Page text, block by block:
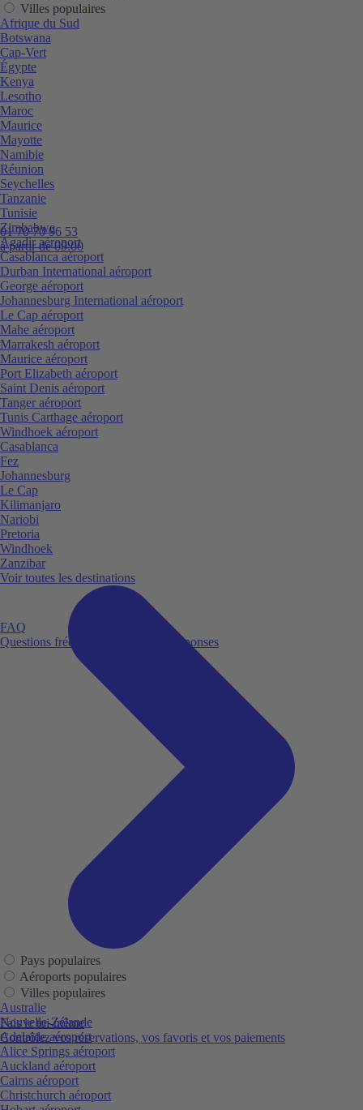
01 70 70 96 53
à partir de 09:00
FAQ
Questions fréquemment posées et réponses
Fais le toi-même
Contrôlez vos réservations, vos favoris et vos paiements
Villes populaires
Afrique du Sud
Botswana
Cap-Vert
Égypte
Kenya
Lesotho
Maroc
Maurice
Mayotte
Namibie
Réunion
Seychelles
Tanzanie
Tunisie
Zimbabwe
Agadir aéroport
Casablanca aéroport
Durban International aéroport
George aéroport
Johannesburg International aéroport
Le Cap aéroport
Mahe aéroport
Marrakesh aéroport
Maurice aéroport
Port Elizabeth aéroport
Saint Denis aéroport
Tanger aéroport
Tunis Carthage aéroport
Windhoek aéroport
Casablanca
Fez
Johannesburg
Le Cap
Kilimanjaro
Nariobi
Pretoria
Windhoek
Zanzibar
Voir toutes les destinations
Pays populaires
Aéroports populaires
Villes populaires
Australie
Nouvelle-Zélande
Adelaide aéroport
Alice Springs aéroport
Auckland aéroport
Cairns aéroport
Christchurch aéroport